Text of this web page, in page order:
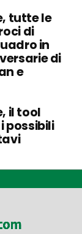
tutte le
di
in
di
e
il tool
possibili